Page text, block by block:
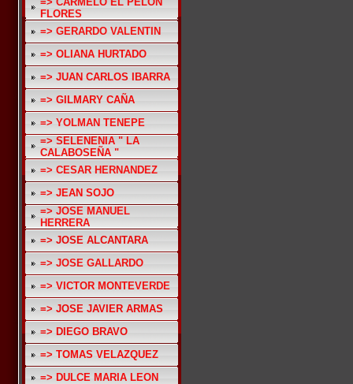
FLORES
=> GERARDO VALENTIN
=> OLIANA HURTADO
=> JUAN CARLOS IBARRA
=> GILMARY CAÑA
=> YOLMAN TENEPE
=> SELENENIA " LA
CALABOSEÑA "
=> CESAR HERNANDEZ
=> JEAN SOJO
=> JOSE MANUEL
HERRERA
=> JOSE ALCANTARA
=> JOSE GALLARDO
=> VICTOR MONTEVERDE
=> JOSE JAVIER ARMAS
=> DIEGO BRAVO
=> TOMAS VELAZQUEZ
=> DULCE MARIA LEON